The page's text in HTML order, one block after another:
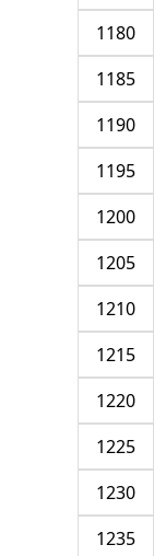
1180
1185
1190
1195
1200
1205
1210
1215
1220
1225
1230
1235